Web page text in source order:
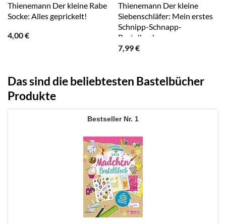
Thienemann Der kleine Rabe
Socke: Alles geprickelt!
4,00€
Thienemann Der kleine
Siebenschläfer: Mein erstes
Schnipp-Schnapp-
Bastelbuch
7,99€
Das sind die beliebtesten Bastelbücher
Produkte
1